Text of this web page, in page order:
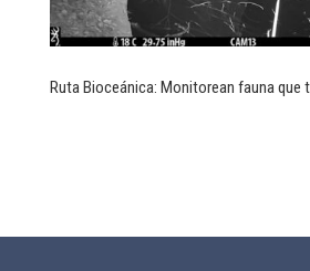
Ruta Bioceánica: Monitorean fauna que